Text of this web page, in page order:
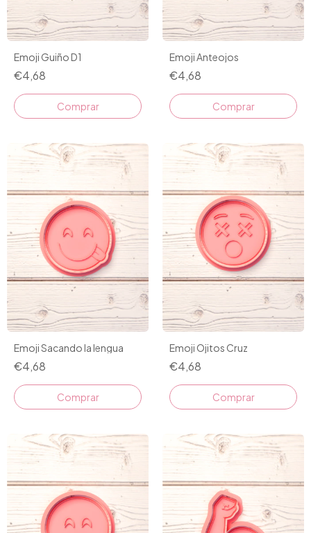
Emoji Guiño D1
€4,68
Comprar
Emoji Anteojos
€4,68
Comprar
Emoji Sacando la lengua
€4,68
Comprar
Emoji Ojitos Cruz
€4,68
Comprar